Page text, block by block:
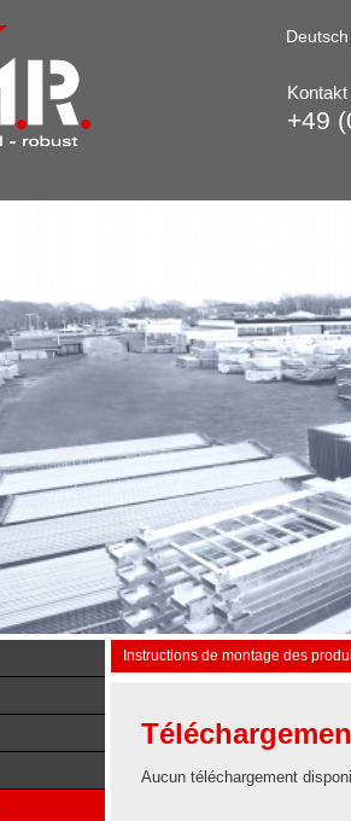
Deutsch
+49
Instructions de montage des
Aucun téléchargement